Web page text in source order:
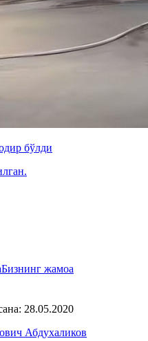
бўлди
Бизнинг жамоа
28.05.2020
Абдухаликов